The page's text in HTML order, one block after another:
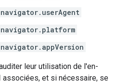
navigator.userAgent
navigator.platform
navigator.appVersion
leur utilisation de l'en-
et si nécessaire, se